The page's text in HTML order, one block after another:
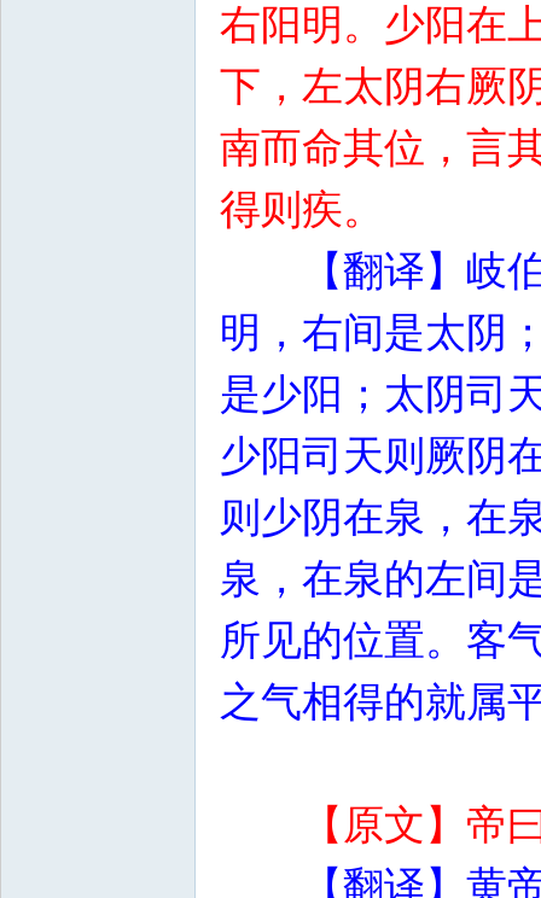
右阳明。少阳在
下，左太阴右厥
南而命其位，言
得则疾。
【翻译】岐
明，右间是太阴
是少阳；太阴司
少阳司天则厥阴
则少阴在泉，在
泉，在泉的左间
所见的位置。客
之气相得的就属
【原文】帝
【翻译】黄